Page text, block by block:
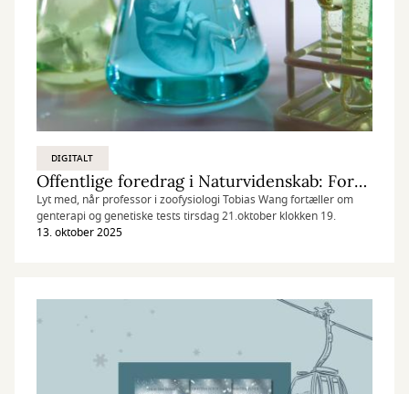
DIGITALT
Offentlige foredrag i Naturvidenskab: Forædlingen af mennesket
Lyt med, når professor i zoofysiologi Tobias Wang fortæller om
genterapi og genetiske tests tirsdag 21.oktober klokken 19.
13. oktober 2025